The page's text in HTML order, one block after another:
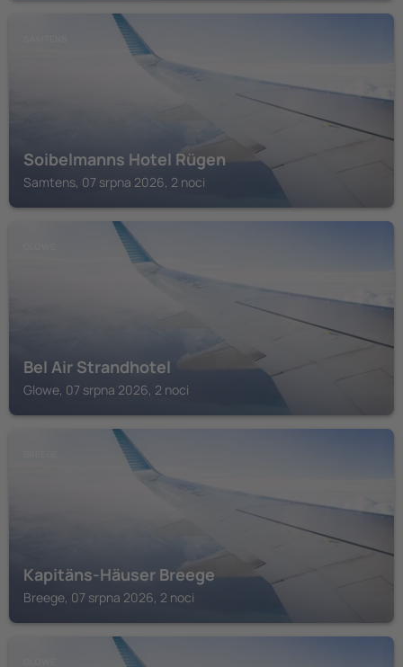
Soibelmanns Hotel Rügen
Samtens, 07 srpna 2026, 2 noci
Bel Air Strandhotel
Glowe, 07 srpna 2026, 2 noci
Kapitäns-Häuser Breege
Breege, 07 srpna 2026, 2 noci